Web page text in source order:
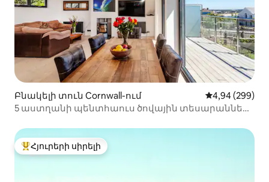
Բնակելի տուն Cornwall-ում Միջին
4,94 (299)
5 աստղանի պենտհաուս ծովային տեսարաններ
Հյուրերի սիրելի լավագույն տները
Հյուրերի սիրելի